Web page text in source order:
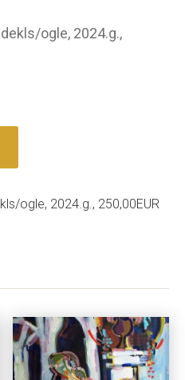
ogle, 2024.g.,
ogle, 2024.g., 250,00EUR